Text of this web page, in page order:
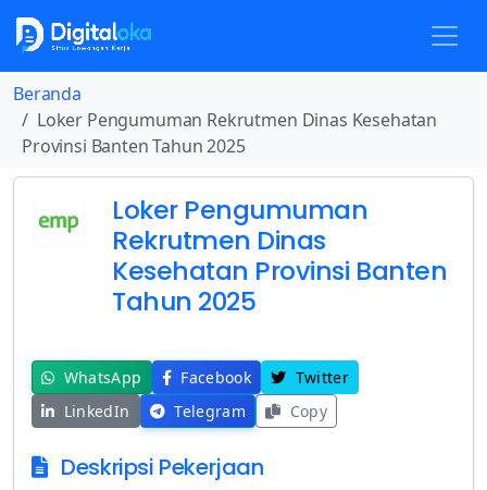
Beranda
Loker Pengumuman Rekrutmen Dinas Kesehatan
Provinsi Banten Tahun 2025
Loker Pengumuman
Rekrutmen Dinas
Kesehatan Provinsi Banten
Tahun 2025
WhatsApp Facebook
Twitter
LinkedIn
Telegram Copy
Deskripsi Pekerjaan